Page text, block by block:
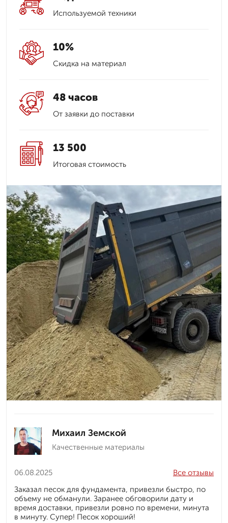
Используемой техники
10%
Скидка на материал
48 часов
От заявки до поставки
13 500
Итоговая стоимость
Михаил Земской
Качественные материалы
06.08.2025
Все отзывы
Заказал песок для фундамента, привезли быстро, по
объему не обманули. Заранее обговорили дату и
время доставки, привезли ровно по времени, минута
в минуту. Супер! Песок хороший!